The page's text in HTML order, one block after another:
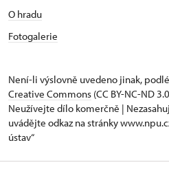
O hradu
Fotogalerie
Není-li výslovně uvedeno jinak,
Creative Commons (CC BY-NC-ND
Neužívejte dílo komerčně |
uvádějte odkaz na stránky
ústav“